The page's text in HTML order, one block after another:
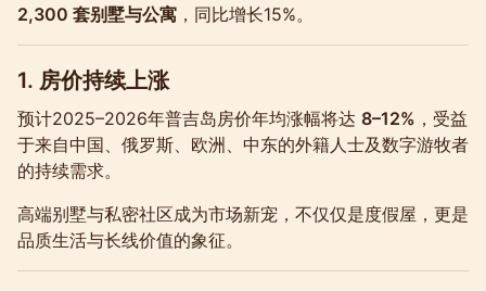
2,300 套别墅与公寓 ，同比增长15%。
1. 房价持续上涨
预计2025–2026年普吉岛房价年均涨幅将达 8–12% ，受益
于来自中国、俄罗斯、欧洲、中东的外籍人士及数字游牧者
的持续需求。
高端别墅与私密社区成为市场新宠，不仅仅是度假屋，更是
品质生活与长线价值的象征。